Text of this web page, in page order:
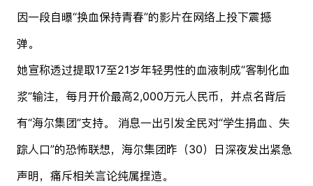
因一段自曝“换血保持青春”的影片在网络上投下震撼
弹。
她宣称透过提取17至21岁年轻男性的血液制成“客制化血
浆”输注，每月开价最高2,000万元人民币，并点名背后
有“海尔集团”支持。 消息一出引发全民对“学生捐血、失
踪人口”的恐怖联想，海尔集团昨（30）日深夜发出紧急
声明，痛斥相关言论纯属捏造。